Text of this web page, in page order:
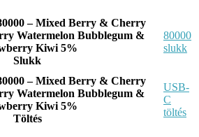
Slukk
80000
slukk
Töltés
USB-
C
töltés